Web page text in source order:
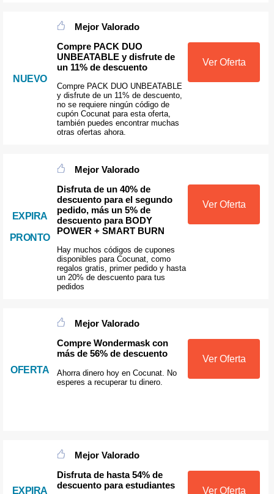
NUEVO
Mejor Valorado
Compre PACK DUO
UNBEATABLE y disfrute de
un 11% de descuento
Compre PACK DUO UNBEATABLE
y disfrute de un 11% de descuento,
no se requiere ningún código de
cupón Cocunat para esta oferta,
también puedes encontrar muchas
otras ofertas ahora.
Ver Oferta
EXPIRA
PRONTO
Mejor Valorado
Disfruta de un 40% de
descuento para el segundo
pedido, más un 5% de
descuento para BODY
POWER + SMART BURN
Hay muchos códigos de cupones
disponibles para Cocunat, como
regalos gratis, primer pedido y hasta
un 20% de descuento para tus
pedidos
Ver Oferta
OFERTA
Mejor Valorado
Compre Wondermask con
más de 56% de descuento
Ahorra dinero hoy en Cocunat. No
esperes a recuperar tu dinero.
Ver Oferta
EXPIRA
Mejor Valorado
Disfruta de hasta 54% de
descuento para estudiantes
Ver Oferta